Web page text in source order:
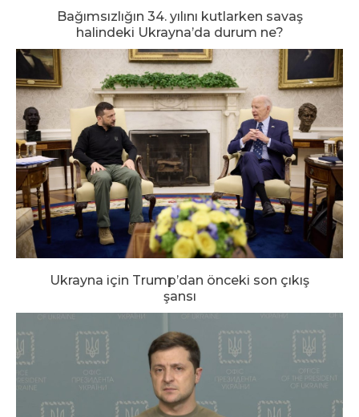
Bağımsızlığın 34. yılını kutlarken savaş
halindeki Ukrayna’da durum ne?
Ukrayna için Trump’dan önceki son çıkış
şansı